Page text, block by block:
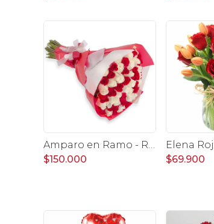
Amparo en Ramo - Ramo redondo con 50 rosas blanco y rojo
$150.000
$69.900